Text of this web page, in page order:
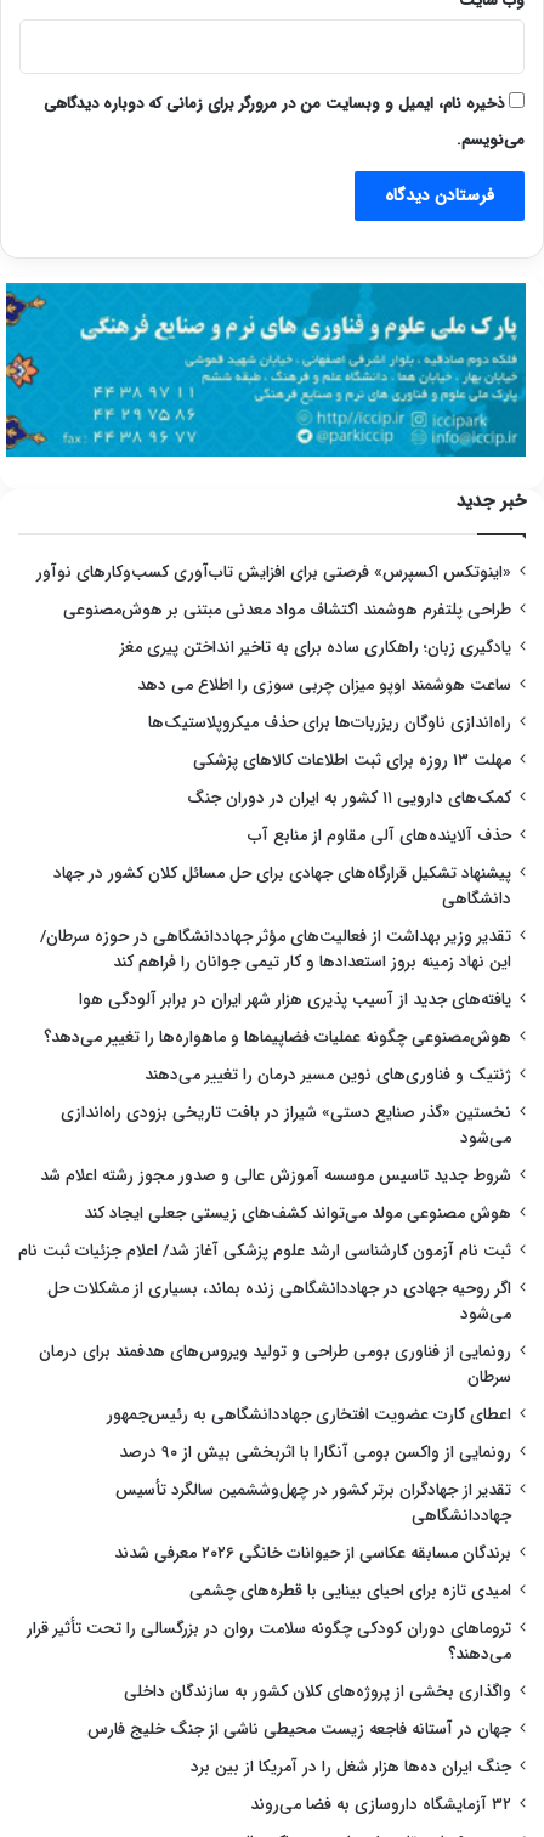
ذخیره نام، ایمیل و وبسایت من در مرورگر برای زمانی که دوباره دیدگاهی
می‌نویسم.
خبر جدید
«اینوتکس اکسپرس» فرصتی برای افزایش تاب‌آوری کسب‌وکارهای نوآور
طراحی پلتفرم هوشمند اکتشاف مواد معدنی مبتنی بر هوش‌مصنوعی
یادگیری زبان؛ راهکاری ساده برای به تاخیر انداختن پیری مغز
ساعت هوشمند اوپو میزان چربی سوزی را اطلاع می دهد
راه‌اندازی ناوگان ریزربات‌ها برای حذف میکروپلاستیک‌ها
مهلت ۱۳ روزه برای ثبت اطلاعات کالاهای پزشکی
کمک‌های دارویی ۱۱ کشور به ایران در دوران جنگ
حذف آلاینده‌های آلی مقاوم از منابع آب
پیشنهاد تشکیل قرارگاه‌های جهادی برای حل مسائل کلان کشور در جهاد
دانشگاهی
تقدیر وزیر بهداشت از فعالیت‌های مؤثر جهاددانشگاهی در حوزه سرطان/
این نهاد زمینه بروز استعدادها و کار تیمی جوانان را فراهم کند
یافته‌های جدید از آسیب پذیری هزار شهر ایران در برابر آلودگی هوا
هوش‌مصنوعی چگونه عملیات فضاپیماها و ماهواره‌ها را تغییر می‌دهد؟
ژنتیک و فناوری‌های نوین مسیر درمان را تغییر می‌دهند
نخستین «گذر صنایع دستی» شیراز در بافت تاریخی بزودی راه‌اندازی
می‌شود
شروط جدید تاسیس موسسه آموزش عالی و صدور مجوز رشته اعلام شد
هوش مصنوعی مولد می‌تواند کشف‌های زیستی جعلی ایجاد کند
ثبت نام آزمون کارشناسی ارشد علوم پزشکی آغاز شد/ اعلام جزئیات ثبت نام
اگر روحیه جهادی در جهاددانشگاهی زنده بماند، بسیاری از مشکلات حل
می‌شود
رونمایی از فناوری بومی طراحی و تولید ویروس‌های هدفمند برای درمان
سرطان
اعطای کارت عضویت افتخاری جهاددانشگاهی به رئیس‌جمهور
رونمایی از واکسن بومی آنگارا با اثربخشی بیش از ۹۰ درصد
تقدیر از جهادگران برتر کشور در چهل‌وششمین سالگرد تأسیس
جهاددانشگاهی
برندگان مسابقه عکاسی از حیوانات خانگی ۲۰۲۶ معرفی شدند
امیدی تازه برای احیای بینایی با قطره‌های چشمی
تروماهای دوران کودکی چگونه سلامت روان در بزرگسالی را تحت تأثیر قرار
می‌دهند؟
واگذاری بخشی از پروژه‌های کلان کشور به سازندگان داخلی
جهان در آستانه فاجعه زیست محیطی ناشی از جنگ خلیج فارس
جنگ ایران ده‌ها هزار شغل را در آمریکا از بین برد
۳۲ آزمایشگاه داروسازی به فضا می‌روند